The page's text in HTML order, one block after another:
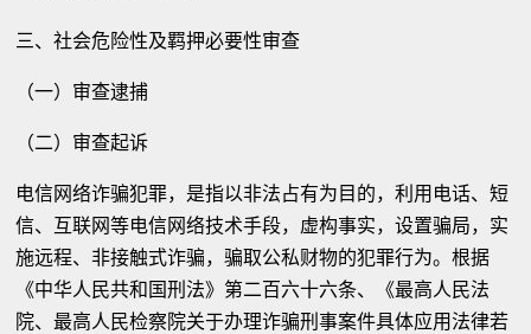
三、社会危险性及羁押必要性审查
（一）审查逮捕
（二）审查起诉
电信网络诈骗犯罪，是指以非法占有为目的，利用电话、短
信、互联网等电信网络技术手段，虚构事实，设置骗局，实
施远程、非接触式诈骗，骗取公私财物的犯罪行为。根据
《中华人民共和国刑法》第二百六十六条、《最高人民法
院、最高人民检察院关于办理诈骗刑事案件具体应用法律若